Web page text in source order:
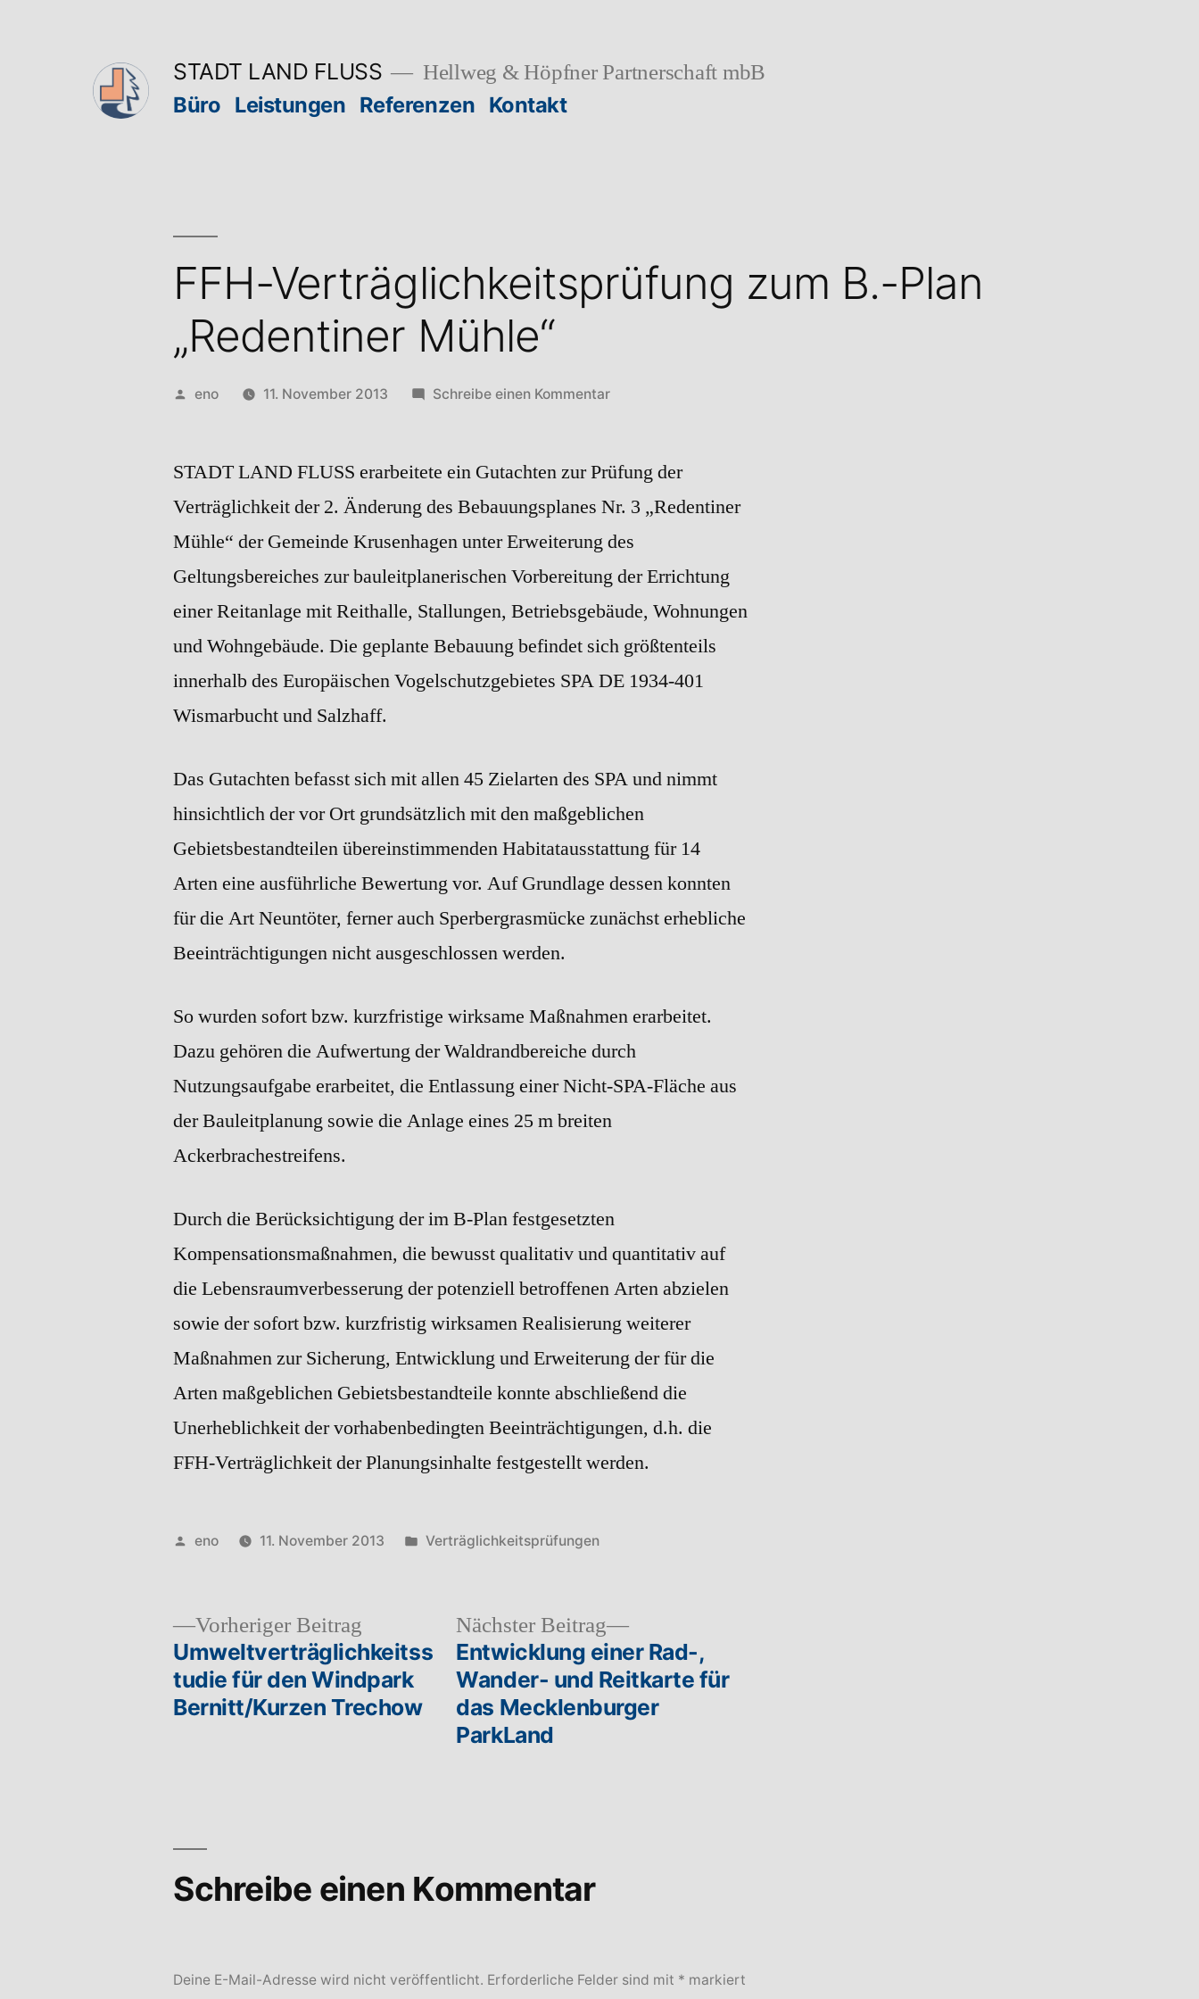
STADT LAND FLUSS Hellweg & Höpfner Partnerschaft mbB
Büro Leistungen Referenzen Kontakt
FFH-Verträglichkeitsprüfung zum B.-Plan
„Redentiner Mühle“
Veröffentlicht
eno 11. November 2013 Schreibe einen Kommentarzu
zum
Plan
„Redentiner
Mühle“
STADT LAND FLUSS erarbeitete ein Gutachten zur Prüfung der
Verträglichkeit der 2. Änderung des Bebauungsplanes Nr. 3 „Redentiner
Mühle“ der Gemeinde Krusenhagen unter Erweiterung des
Geltungsbereiches zur bauleitplanerischen Vorbereitung der Errichtung
einer Reitanlage mit Reithalle, Stallungen, Betriebsgebäude, Wohnungen
und Wohngebäude. Die geplante Bebauung befindet sich größtenteils
innerhalb des Europäischen Vogelschutzgebietes SPA DE 1934-401
Wismarbucht und Salzhaff.
Das Gutachten befasst sich mit allen 45 Zielarten des SPA und nimmt
hinsichtlich der vor Ort grundsätzlich mit den maßgeblichen
Gebietsbestandteilen übereinstimmenden Habitatausstattung für 14
Arten eine ausführliche Bewertung vor. Auf Grundlage dessen konnten
für die Art Neuntöter,ferner auch Sperbergrasmücke zunächst erhebliche
Beeinträchtigungen nicht ausgeschlossen werden.
So wurden sofort bzw. kurzfristige wirksame Maßnahmen erarbeitet.
Dazu gehören die Aufwertung der Waldrandbereiche durch
Nutzungsaufgabe erarbeitet, die Entlassung einer Nicht-SPA-Fläche aus
der Bauleitplanung sowie die Anlage eines 25 m breiten
Ackerbrachestreifens.
Durch die Berücksichtigung der im B-Plan festgesetzten
Kompensationsmaßnahmen, die bewusst qualitativ und quantitativ auf
die Lebensraumverbesserung der potenziell betroffenen Arten abzielen
sowie der sofort bzw. kurzfristig wirksamen Realisierung weiterer
Maßnahmen zur Sicherung, Entwicklung und Erweiterung der für die
Arten maßgeblichen Gebietsbestandteile konnte abschließend die
Unerheblichkeit der vorhabenbedingten Beeinträchtigungen, d.h. die
FFH-Verträglichkeit der Planungsinhalte festgestellt werden.
Veröffentlicht
eno 11. November 2013
Veröffentlicht
Verträglichkeitsprüfungen
Beitragsnavigation
Vorheriger Beitrag Vorheriger
Beitrag:
Umweltverträglichkeitss
tudie für den Windpark
Bernitt/Kurzen Trechow
Nächster Beitrag
Nächster
Beitrag:
Entwicklung einer Rad-,
Wander- und Reitkarte für
das Mecklenburger
ParkLand
Schreibe einen Kommentar
Deine E-Mail-Adresse wird nicht veröffentlicht. Erforderliche Felder sind mit * markiert